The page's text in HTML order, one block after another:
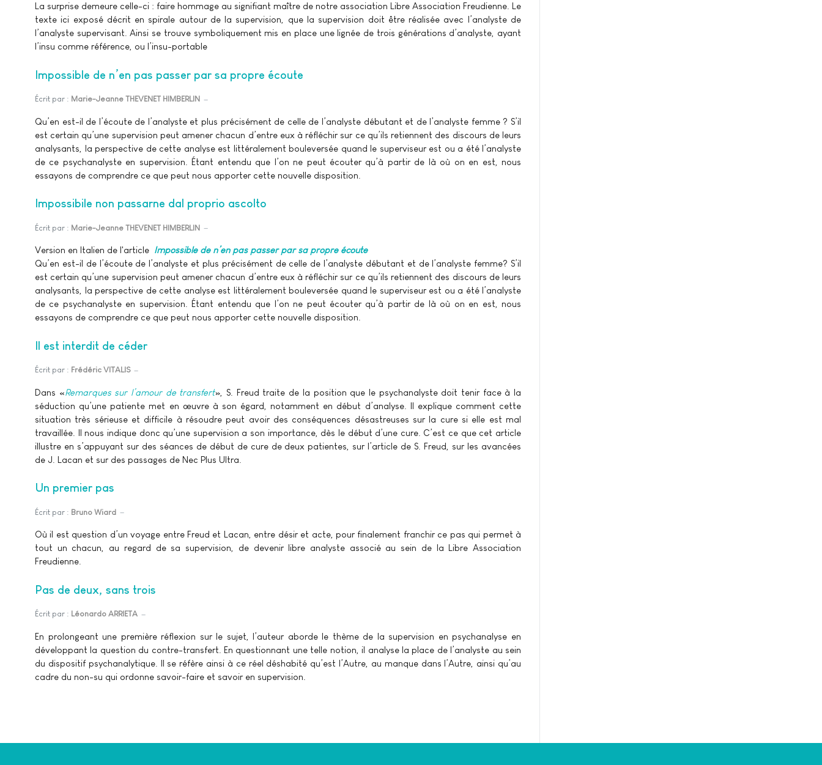
La surprise demeure celle-ci : faire hommage au signifiant maître de notre association Libre Association Freudienne. Le
texte ici exposé décrit en spirale autour de la supervision, que la supervision doit être réalisée avec l’analyste de
l’analyste supervisant. Ainsi se trouve symboliquement mis en place une lignée de trois générations d’analyste, ayant
l’insu comme référence, ou l’insu-portable
Impossible de n’en pas passer par sa propre écoute
Écrit par : Marie-Jeanne THEVENET HIMBERLIN
Qu’en est-il de l’écoute de l’analyste et plus précisément de celle de l’analyste débutant et de l’analyste femme ? S’il
est certain qu’une supervision peut amener chacun d’entre eux à réfléchir sur ce qu’ils retiennent des discours de leurs
analysants, la perspective de cette analyse est littéralement bouleversée quand le superviseur est ou a été l’analyste
de ce psychanalyste en supervision. Étant entendu que l’on ne peut écouter qu’à partir de là où on en est, nous
essayons de comprendre ce que peut nous apporter cette nouvelle disposition.
Impossibile non passarne dal proprio ascolto
Écrit par : Marie-Jeanne THEVENET HIMBERLIN
Version en Italien de l'article Impossible de n’en pas passer par sa propre écoute
Qu’en est-il de l’écoute de l’analyste et plus précisément de celle de l’analyste débutant et de l’analyste femme? S’il
est certain qu’une supervision peut amener chacun d’entre eux à réfléchir sur ce qu’ils retiennent des discours de leurs
analysants, la perspective de cette analyse est littéralement bouleversée quand le superviseur est ou a été l’analyste
de ce psychanalyste en supervision. Étant entendu que l’on ne peut écouter qu’à partir de là où on en est, nous
essayons de comprendre ce que peut nous apporter cette nouvelle disposition.
Il est interdit de céder
Écrit par : Frédéric VITALIS
Dans «Remarques sur l’amour de transfert», S. Freud traite de la position que le psychanalyste doit tenir face à la
séduction qu’une patiente met en œuvre à son égard, notamment en début d’analyse. Il explique comment cette
situation très sérieuse et difficile à résoudre peut avoir des conséquences désastreuses sur la cure si elle est mal
travaillée. Il nous indique donc qu’une supervision a son importance, dès le début d’une cure. C’est ce que cet article
illustre en s’appuyant sur des séances de début de cure de deux patientes, sur l’article de S. Freud, sur les avancées
de J. Lacan et sur des passages de Nec Plus Ultra.
Un premier pas
Écrit par : Bruno Wiard
Où il est question d’un voyage entre Freud et Lacan, entre désir et acte, pour finalement franchir ce pas qui permet à
tout un chacun, au regard de sa supervision, de devenir libre analyste associé au sein de la Libre Association
Freudienne.
Pas de deux, sans trois
Écrit par : Léonardo ARRIETA
En prolongeant une première réflexion sur le sujet, l’auteur aborde le thème de la supervision en psychanalyse en
développant la question du contre-transfert. En questionnant une telle notion, il analyse la place de l’analyste au sein
du dispositif psychanalytique. Il se réfère ainsi à ce réel déshabité qu’est l’Autre, au manque dans l’Autre, ainsi qu’au
cadre du non-su qui ordonne savoir-faire et savoir en supervision.